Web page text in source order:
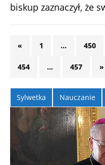
biskup zaznaczył, że
« 1 … 450
454 … 457 »
Sylwetka Nauczanie